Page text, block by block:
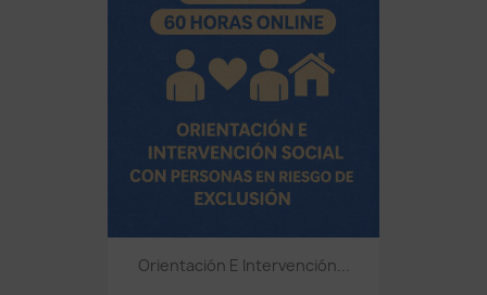
Orientación E Intervención...